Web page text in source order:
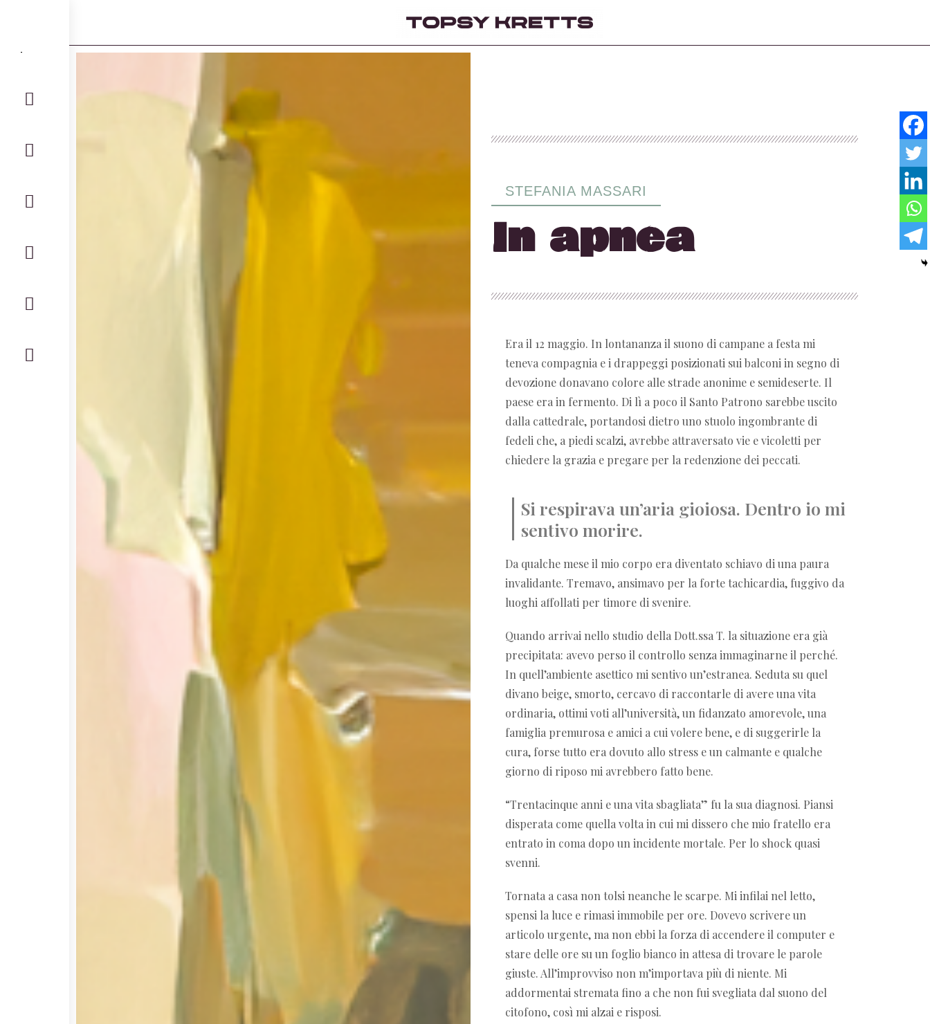
STEFANIA MASSARI
In apnea
Era il 12 maggio. In lontananza il suono di campane a festa mi
teneva compagnia e i drappeggi posizionati sui balconi in segno di
devozione donavano colore alle strade anonime e semideserte. Il
paese era in fermento. Di lì a poco il Santo Patrono sarebbe uscito
dalla cattedrale, portandosi dietro uno stuolo ingombrante di
fedeli che, a piedi scalzi, avrebbe attraversato vie e vicoletti per
chiedere la grazia e pregare per la redenzione dei peccati.
Si respirava un’aria gioiosa. Dentro io mi
sentivo morire.
Da qualche mese il mio corpo era diventato schiavo di una paura
invalidante. Tremavo, ansimavo per la forte tachicardia, fuggivo da
luoghi affollati per timore di svenire.
Quando arrivai nello studio della Dott.ssa T. la situazione era già
precipitata: avevo perso il controllo senza immaginarne il perché.
In quell’ambiente asettico mi sentivo un’estranea. Seduta su quel
divano beige, smorto, cercavo di raccontarle di avere una vita
ordinaria, ottimi voti all’università, un fidanzato amorevole, una
famiglia premurosa e amici a cui volere bene, e di suggerirle la
cura, forse tutto era dovuto allo stress e un calmante e qualche
giorno di riposo mi avrebbero fatto bene.
“Trentacinque anni e una vita sbagliata” fu la sua diagnosi. Piansi
disperata come quella volta in cui mi dissero che mio fratello era
entrato in coma dopo un incidente mortale. Per lo shock quasi
svenni.
Tornata a casa non tolsi neanche le scarpe. Mi infilai nel letto,
spensi la luce e rimasi immobile per ore. Dovevo scrivere un
articolo urgente, ma non ebbi la forza di accendere il computer e
stare delle ore su un foglio bianco in attesa di trovare le parole
giuste. All’improvviso non m’importava più di niente. Mi
addormentai stremata fino a che non fui svegliata dal suono del
citofono, così mi alzai e risposi.